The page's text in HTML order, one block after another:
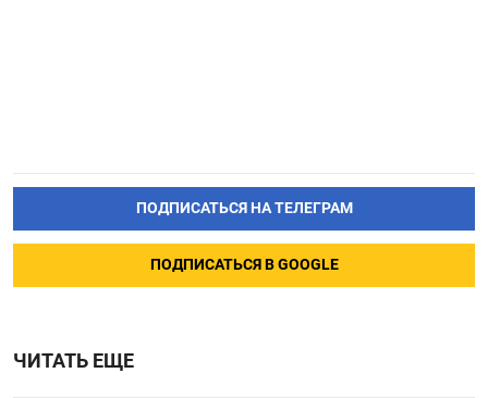
ПОДПИСАТЬСЯ НА ТЕЛЕГРАМ
ПОДПИСАТЬСЯ В GOOGLE
ЧИТАТЬ ЕЩЕ